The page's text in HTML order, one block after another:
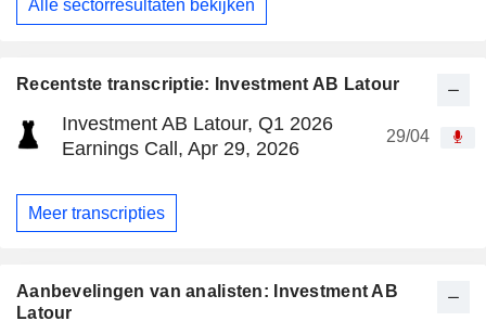
Recentste transcriptie: Investment AB Latour
Investment AB Latour, Q1 2026
Earnings Call, Apr 29, 2026
29/04
Meer transcripties
Aanbevelingen van analisten: Investment AB
Latour
Alle sectorresultaten bekijken